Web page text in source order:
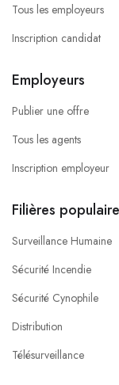
Tous les employeurs
Inscription candidat
Employeurs
Publier une offre
Tous les agents
Inscription employeur
Filières
Surveillance Humaine
Sécurité Incendie
Sécurité Cynophile
Distribution
Télésurveillance